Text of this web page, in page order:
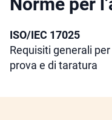
ISO/IEC 17025
Requisiti generali
prova e di taratura